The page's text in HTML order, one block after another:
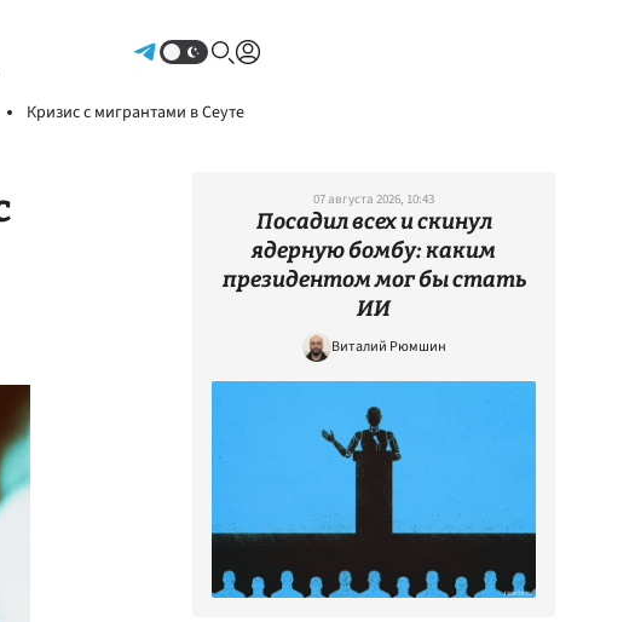
Кризис с мигрантами в Сеуте
07 августа 2026, 10:43
Посадил всех и скинул
ядерную бомбу: каким
президентом мог бы стать
ИИ
Виталий Рюмшин